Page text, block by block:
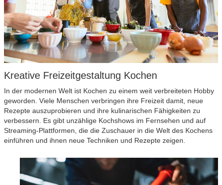
Kreative Freizeitgestaltung Kochen
In der modernen Welt ist Kochen zu einem weit verbreiteten Hobby
geworden. Viele Menschen verbringen ihre Freizeit damit, neue
Rezepte auszuprobieren und ihre kulinarischen Fähigkeiten zu
verbessern. Es gibt unzählige Kochshows im Fernsehen und auf
Streaming-Plattformen, die die Zuschauer in die Welt des Kochens
einführen und ihnen neue Techniken und Rezepte zeigen.